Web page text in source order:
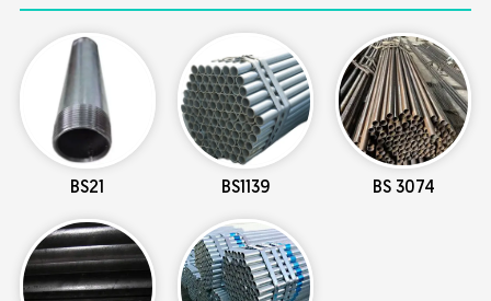
BS21 BS1139 BS 3074